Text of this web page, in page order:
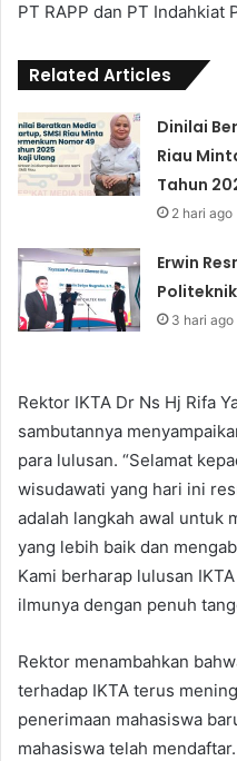
PT RAPP dan PT Indahkiat
Related Articles
Dinilai
Riau
Tahun
2 hari ago
Erwin
3 hari ago
Rektor IKTA Dr Ns Hj Rifa
sambutannya
para lulusan. “Selamat
wisudawati yang hari ini
adalah langkah awal untuk
yang lebih baik dan
Kami berharap lulusan
ilmunya dengan penuh
Rektor menambahkan
terhadap IKTA terus
penerimaan mahasiswa
mahasiswa telah mendaftar.